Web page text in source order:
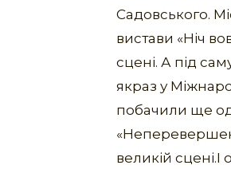
Садовського.
вистави «Ніч
сцені. А під
якраз у
побачили ще
великій